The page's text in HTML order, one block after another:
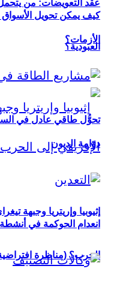
عقد التعويضات: من
العبودية؟
إثيوبيا وإريتريا وجبهة
الحرب؟ (مناظرة
كيف يمكن تحويل الأسواق
الأزمات؟
تحوُّل طاقي عادل في
دوّامة الديون
انعدام الحوكمة في